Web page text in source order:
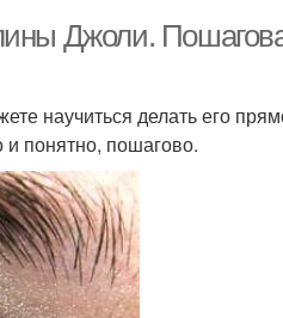
Джоли.
научиться делать его
понятно, пошагово.